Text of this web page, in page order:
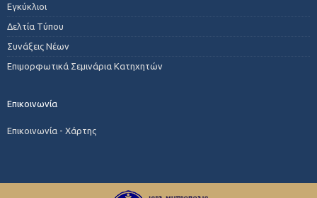
Εγκύκλιοι
Δελτία Τύπου
Συνάξεις Νέων
Επιμορφωτικά Σεμινάρια Κατηχητών
Επικοινωνία
Επικοινωνία - Χάρτης